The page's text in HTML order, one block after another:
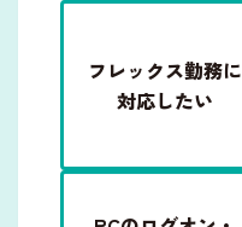
フレックス勤務に
対応したい